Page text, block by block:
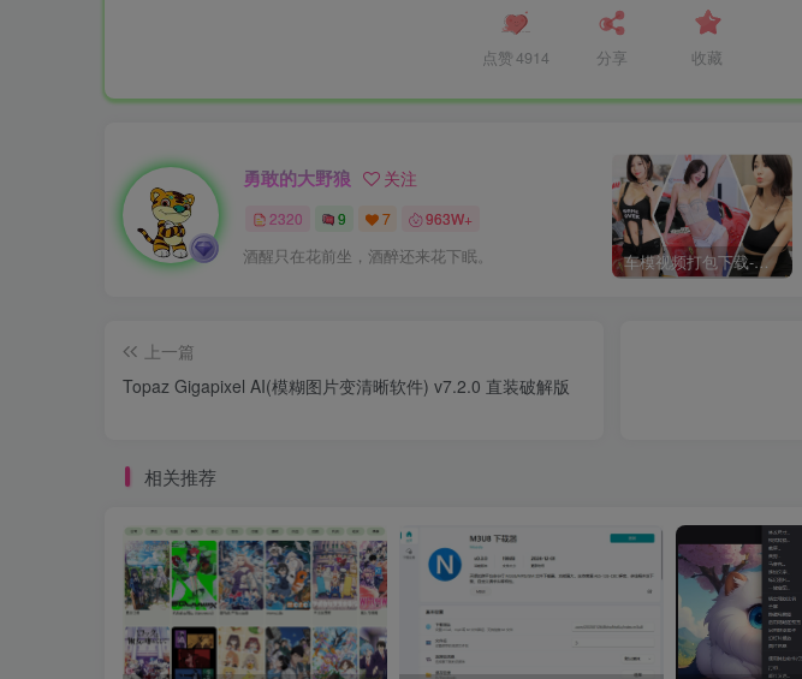
点赞 4914 分享 收藏
勇敢的大野狼 关注
2320 9 7 963W+
酒醒只在花前坐，酒醉还来花下眠。 车模视频打包下载-高清无水印版
上一篇
Topaz Gigapixel AI(模糊图片变清晰软件) v7.2.0 直装破解版
相关推荐